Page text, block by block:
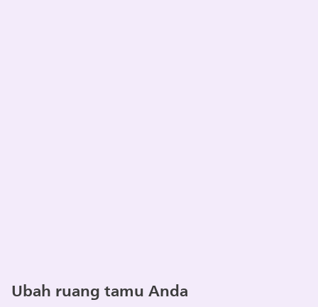
Ubah ruang tamu Anda